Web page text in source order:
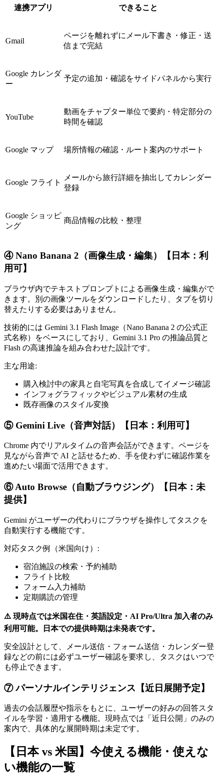
連携アプリ できること
Gmail
ページを離れずにメール下書き・修正・送
信まで完結
Google カレンダ
ー
予定の追加・確認をサイドパネルから実行
YouTube
動画をチャプター単位で要約・特定部分の
時間を確認
Google マップ 場所情報の確認・ルート案内のサポート
Google フライト
メールから旅行詳細を抽出してカレンダー
登録
Google ショッピ
ング
商品情報の比較・整理
④ Nano Banana 2（画像生成・編集）【日本：利
用可】
ブラウザ内でテキストプロンプトによる画像生成・編集がで
きます。別の画像ツールをダウンロードしたり、タブを切り
替えたりする必要はありません。
技術的には Gemini 3.1 Flash Image（Nano Banana 2 の公式正
式名称）をベースにしており、Gemini 3.1 Pro の推論品質と
Flash の高速推論を組み合わせた設計です。
主な用途:
購入検討中の家具と自宅写真を合成してイメージ確認
インフォグラフィックやビジュアル素材の生成
既存画像のスタイル変換
⑤ Gemini Live（音声対話）【日本：利用可】
Chrome 内でリアルタイムの音声会話ができます。ページを
見ながら音声で AI と話せるため、手を使わずに確認作業を
進めたい場面で活用できます。
⑥ Auto Browse（自動ブラウジング）【日本：未
提供】
Gemini がユーザーの代わりにブラウザを操作してタスクを
自動実行する機能です。
対応タスク例（米国向け）:
宿泊施設の検索・予約補助
フライト比較
フォーム入力補助
定期購読の管理
⚠️ 現時点では米国在住・英語設定・AI Pro/Ultra 加入者のみ
利用可能。日本での提供時期は未発表です。
安全設計として、メール送信・フォーム送信・カレンダー登
録などの前には必ずユーザー確認を要求し、タスクはいつで
も停止できます。
⑦ パーソナルインテリジェンス【近日展開予定】
過去の会話履歴や指示をもとに、ユーザーの好みの回答スタ
イルを学習・適用する機能。現時点では「近日公開」のみの
案内で、具体的な展開時期は未定です。
【日本 vs 米国】今使える機能・使えな
い機能の一覧